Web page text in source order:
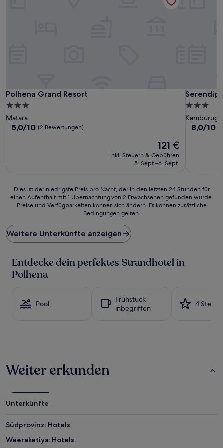
Polhena Grand Resort
Polhena Grand Resort
3.0-
Sterne-
Unterkunft
Matara
5.0
5,0/10 (2 Bewertungen)
Der
Preis
beträgt
121 €
inkl. Steuern & Gebühren
5. Sept.–6. Sept.
3.0-
Sterne-
8.0
8,0/10
Dies
ist
Preis
pro
Nacht,
den
letzten
einen
wurde.
Preise
Verfügbarkeiten
können
ändern.
Es
können
Dies ist der niedrigste Preis pro Nacht, der in den letzten 24 Stunden für
einen Aufenthalt mit 1 Übernachtung von 2 Erwachsenen gefunden wurde.
Preise und Verfügbarkeiten können sich ändern. Es können zusätzliche
Bedingungen gelten.
Weitere Unterkünfte anzeigen
Entdecke dein perfektes Strandhotel in
Polhena
Pool
Frühstück
inbegriffen
4 Sterne
Weiter erkunden
Unterkünfte
Südprovinz: Hotels
Weeraketiya: Hotels